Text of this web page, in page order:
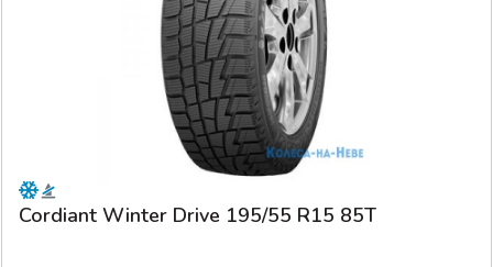
Cordiant Winter Drive 195/55 R15 85T